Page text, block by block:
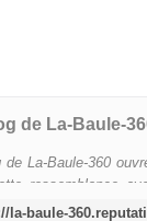
de La-Baule-360
ressemblance
3D), en guise